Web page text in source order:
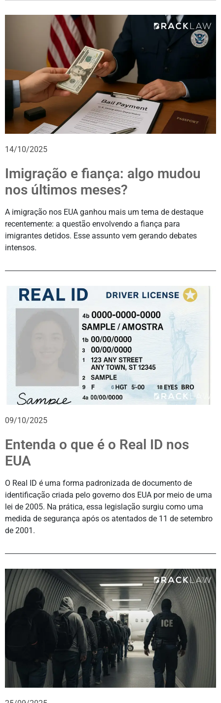
14/10/2025
Imigração e fiança: algo mudou
nos últimos meses?
A imigração nos EUA ganhou mais um tema de destaque
recentemente: a questão envolvendo a fiança para
imigrantes detidos. Esse assunto vem gerando debates
intensos.
09/10/2025
Entenda o que é o Real ID nos
EUA
O Real ID é uma forma padronizada de documento de
identificação criada pelo governo dos EUA por meio de uma
lei de 2005. Na prática, essa legislação surgiu como uma
medida de segurança após os atentados de 11 de setembro
de 2001.